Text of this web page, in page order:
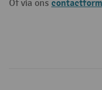
Of via ons